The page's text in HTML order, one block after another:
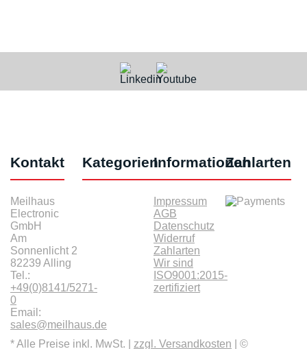
Kontakt
Meilhaus
Electronic
GmbH
Am
Sonnenlicht 2
82239 Alling
Tel.:
+49(0)8141/5271-
0
Email:
sales@meilhaus.de
KategorienInformationen
Impressum
AGB
Datenschutz
Widerruf
Zahlarten
Wir sind
ISO9001:2015-
zertifiziert
Zahlarten
* Alle Preise inkl. MwSt. | zzgl. Versandkosten | ©